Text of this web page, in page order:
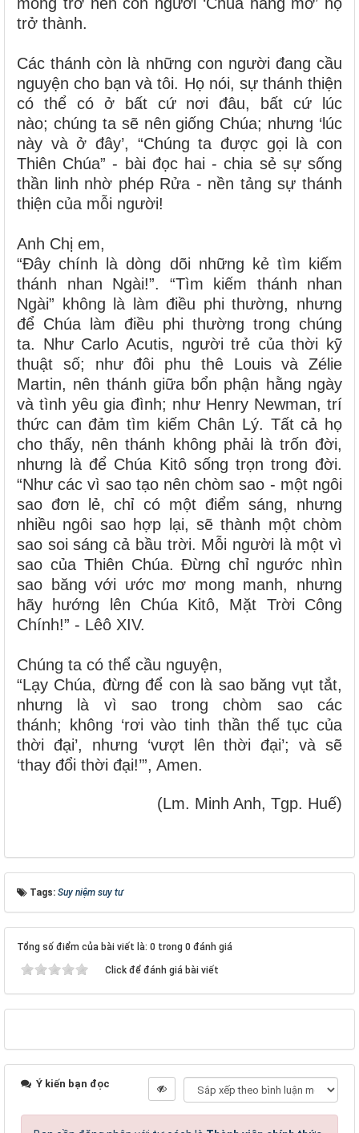
trở thành.
Các thánh còn là những con người đang cầu
nguyện cho bạn và tôi. Họ nói, sự thánh thiện
có thể có ở bất cứ nơi đâu, bất cứ lúc
nào; chúng ta sẽ nên giống Chúa; nhưng ‘lúc
này và ở đây’, “Chúng ta được gọi là con
Thiên Chúa” - bài đọc hai - chia sẻ sự sống
thần linh nhờ phép Rửa - nền tảng sự thánh
thiện của mỗi người!
Anh Chị em,
“Đây chính là dòng dõi những kẻ tìm kiếm
thánh nhan Ngài!”. “Tìm kiếm thánh nhan
Ngài” không là làm điều phi thường, nhưng
để Chúa làm điều phi thường trong chúng
ta. Như Carlo Acutis, người trẻ của thời kỹ
thuật số; như đôi phu thê Louis và Zélie
Martin, nên thánh giữa bổn phận hằng ngày
và tình yêu gia đình; như Henry Newman, trí
thức can đảm tìm kiếm Chân Lý. Tất cả họ
cho thấy, nên thánh không phải là trốn đời,
nhưng là để Chúa Kitô sống trọn trong đời.
“Như các vì sao tạo nên chòm sao - một ngôi
sao đơn lẻ, chỉ có một điểm sáng, nhưng
nhiều ngôi sao hợp lại, sẽ thành một chòm
sao soi sáng cả bầu trời. Mỗi người là một vì
sao của Thiên Chúa. Đừng chỉ ngước nhìn
sao băng với ước mơ mong manh, nhưng
hãy hướng lên Chúa Kitô, Mặt Trời Công
Chính!” - Lêô XIV.
Chúng ta có thể cầu nguyện,
“Lạy Chúa, đừng để con là sao băng vụt tắt,
nhưng là vì sao trong chòm sao các
thánh; không ‘rơi vào tinh thần thế tục của
thời đại’, nhưng ‘vượt lên thời đại’; và sẽ
‘thay đổi thời đại!’”, Amen.
(Lm. Minh Anh, Tgp. Huế)
Tags: Suy niệm suy tư
Tổng số điểm của bài viết là: 0 trong 0 đánh giá
Click để đánh giá bài viết
Ý kiến bạn đọc